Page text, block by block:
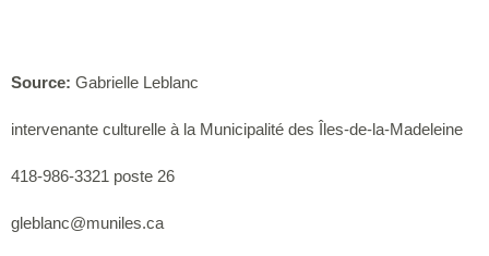
Source: Gabrielle Leblanc
intervenante culturelle à la Municipalité des Îles-de-la-Madeleine
418-986-3321 poste 26
gleblanc@muniles.ca